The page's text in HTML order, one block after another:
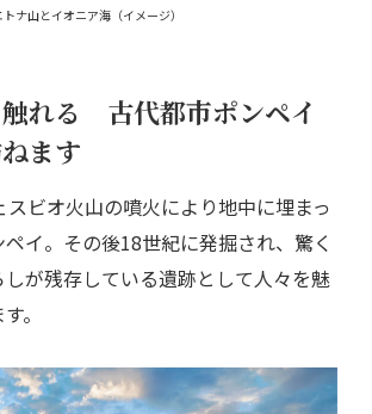
ナ山とイオニア海（イメージ）
れる 古代都市ポンペイ
ます
スビオ火山の噴火により地中に埋まっ
イ。その後18世紀に発掘され、驚く
が残存している遺跡として人々を魅
。